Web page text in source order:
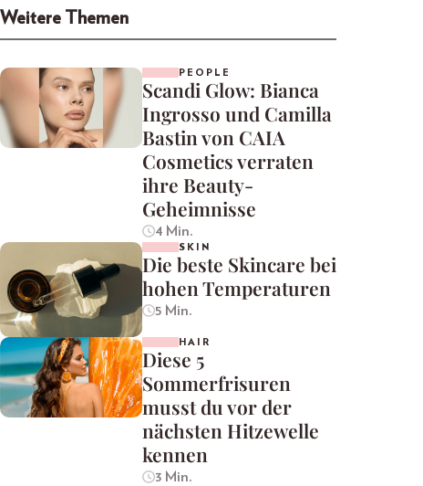
Weitere Themen
PEOPLE
Scandi Glow: Bianca
Ingrosso und Camilla
Bastin von CAIA
Cosmetics verraten
ihre Beauty-
Geheimnisse
4 Min.
SKIN
Die beste Skincare bei
hohen Temperaturen
5 Min.
HAIR
Diese 5
Sommerfrisuren
musst du vor der
nächsten Hitzewelle
kennen
3 Min.